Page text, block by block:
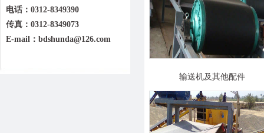
电话：0312-8349390
传真：0312-8349073
E-mail：bdshunda@126.com
输送机及其他配件